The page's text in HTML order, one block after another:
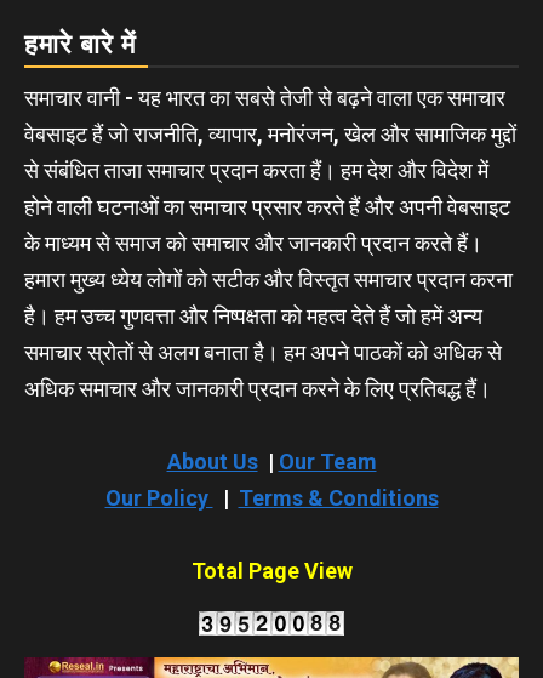
हमारे बारे में
समाचार वानी - यह भारत का सबसे तेजी से बढ़ने वाला एक समाचार
वेबसाइट हैं जो राजनीति, व्यापार, मनोरंजन, खेल और सामाजिक मुद्दों
से संबंधित ताजा समाचार प्रदान करता हैं। हम देश और विदेश में
होने वाली घटनाओं का समाचार प्रसार करते हैं और अपनी वेबसाइट
के माध्यम से समाज को समाचार और जानकारी प्रदान करते हैं।
हमारा मुख्य ध्येय लोगों को सटीक और विस्तृत समाचार प्रदान करना
है। हम उच्च गुणवत्ता और निष्पक्षता को महत्व देते हैं जो हमें अन्य
समाचार स्रोतों से अलग बनाता है। हम अपने पाठकों को अधिक से
अधिक समाचार और जानकारी प्रदान करने के लिए प्रतिबद्ध हैं।
About Us| Our Team
Our Policy
| Terms & Conditions
Total Page View